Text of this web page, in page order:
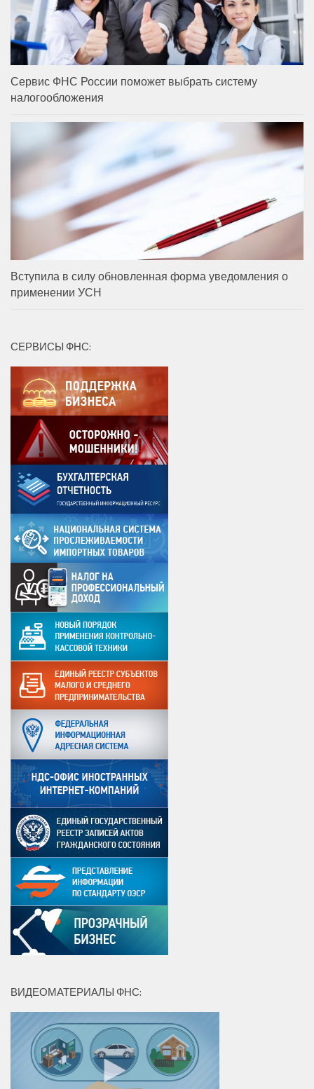
Сервис ФНС России поможет выбрать систему
налогообложения
Вступила в силу обновленная форма уведомления о
применении УСН
СЕРВИСЫ ФНС:
ВИДЕОМАТЕРИАЛЫ ФНС: